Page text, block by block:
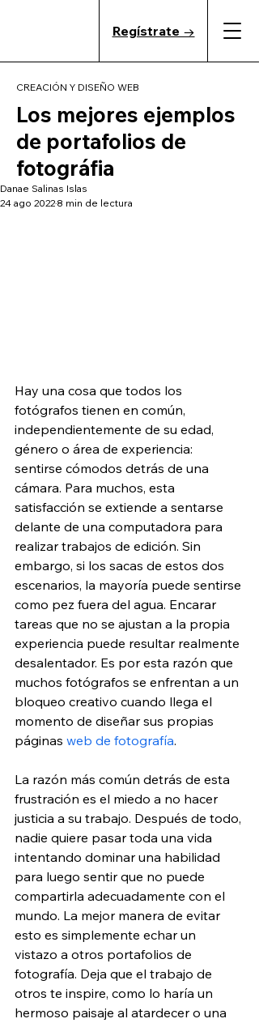
Regístrate →
CREACIÓN Y DISEÑO WEB
Los mejores ejemplos
de portafolios de
fotográfia
Danae Salinas Islas
24 ago 2022 8 min de lectura
Hay una cosa que todos los
fotógrafos tienen en común,
independientemente de su edad,
género o área de experiencia:
sentirse cómodos detrás de una
cámara. Para muchos, esta
satisfacción se extiende a sentarse
delante de una computadora para
realizar trabajos de edición. Sin
embargo, si los sacas de estos dos
escenarios, la mayoría puede sentirse
como pez fuera del agua. Encarar
tareas que no se ajustan a la propia
experiencia puede resultar realmente
desalentador. Es por esta razón que
muchos fotógrafos se enfrentan a un
bloqueo creativo cuando llega el
momento de diseñar sus propias
páginas web de fotografía.
La razón más común detrás de esta
frustración es el miedo a no hacer
justicia a su trabajo. Después de todo,
nadie quiere pasar toda una vida
intentando dominar una habilidad
para luego sentir que no puede
compartirla adecuadamente con el
mundo. La mejor manera de evitar
esto es simplemente echar un
vistazo a otros portafolios de
fotografía. Deja que el trabajo de
otros te inspire, como lo haría un
hermoso paisaje al atardecer o una